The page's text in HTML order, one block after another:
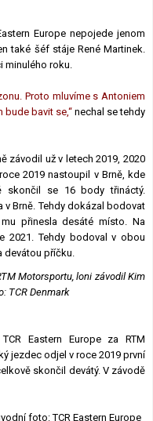
Europe nepojede jenom
také šéf stáje René Martinek.
minulého roku.
Proto mluvíme s Antoniem
bude bavit se,“nechal se tehdy
závodil už v letech 2019, 2020
2019 nastoupil v Brně, kde
skončil se 16 body třináctý.
v Brně. Tehdy dokázal bodovat
přinesla desáté místo. Na
2021. Tehdy bodoval v obou
devátou příčku.
Motorsportu, loni závodil Kim
TCR Denmark
Eastern Europe za RTM
jezdec odjel v roce 2019 první
skončil devátý. V závodě
foto: TCR Eastern Europe